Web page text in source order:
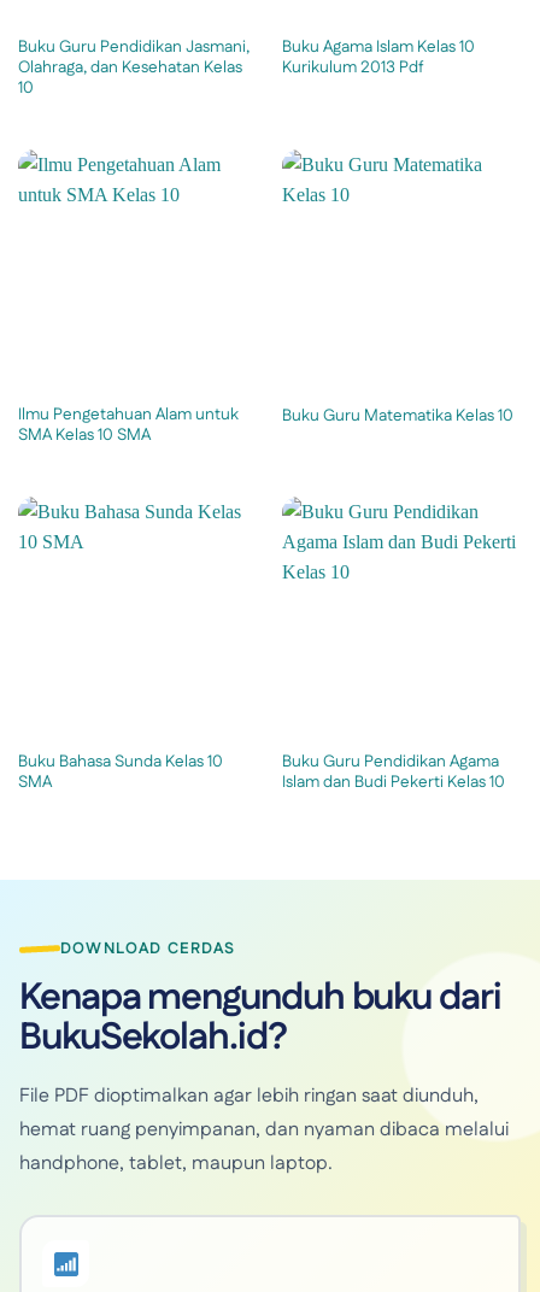
Buku Guru Pendidikan Jasmani,
Olahraga, dan Kesehatan Kelas
10
Buku Agama Islam Kelas 10
Kurikulum 2013 Pdf
Ilmu Pengetahuan Alam untuk
SMA Kelas 10 SMA
Buku Guru Matematika Kelas 10
Buku Bahasa Sunda Kelas 10
SMA
Buku Guru Pendidikan Agama
Islam dan Budi Pekerti Kelas 10
DOWNLOAD CERDAS
Kenapa mengunduh buku dari
BukuSekolah.id?
File PDF dioptimalkan agar lebih ringan saat diunduh,
hemat ruang penyimpanan, dan nyaman dibaca melalui
handphone, tablet, maupun laptop.